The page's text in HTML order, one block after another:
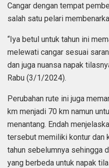
Cangar dengan tempat
salah satu pelari
“Iya betul untuk tahun ini
melewati cangar sesuai
dan juga nuansa napak
Rabu (3/1/2024).
Perubahan rute ini juga
km menjadi 70 km namun
menantang. Endah
tersebut memiliki kontur dan
tahun sebelumnya sehingga
yang berbeda untuk napak